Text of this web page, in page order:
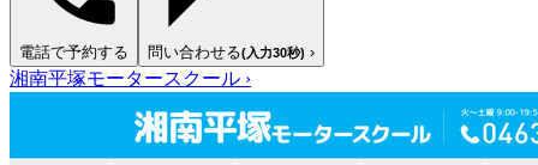
電話で予約する 問い合わせる(入力30秒) ›
湘南平塚モータースクール ›